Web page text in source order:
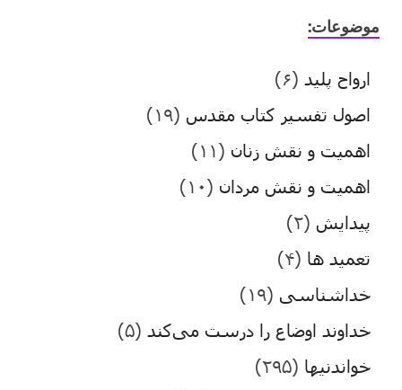
موضوعات:
ارواح پلید (۶)
اصول تفسیر کتاب مقدس (۱۹)
اهمیت و نقش زنان (۱۱)
اهمیت و نقش مردان (۱۰)
پیدایش (۲)
تعمید ها (۴)
خداشناسی (۱۹)
خداوند اوضاع را درست می‌کند (۵)
خواندنیها (۲۹۵)